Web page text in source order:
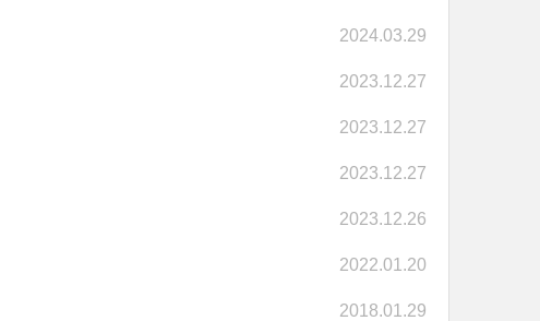
2024.03.29
2023.12.27
2023.12.27
2023.12.27
2023.12.26
2022.01.20
2018.01.29